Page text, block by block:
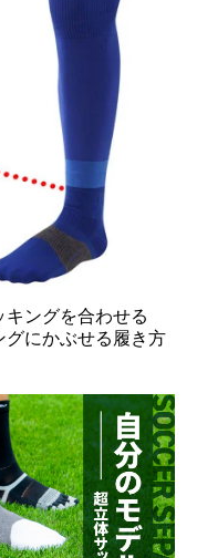
ングを合わせる
グにかぶせる履き方